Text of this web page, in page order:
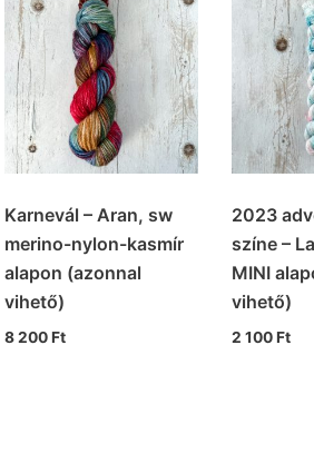
Karnevál – Aran, sw
merino-nylon-kasmír
alapon (azonnal
vihető)
8 200Ft
2023
színe –
MINI
vihető)
2 100Ft